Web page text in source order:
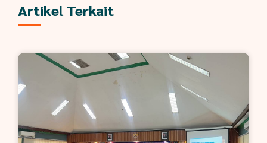
Artikel Terkait